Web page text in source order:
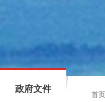
政府文件
首页